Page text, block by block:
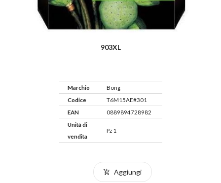
903XL
Marchio
Bong
Codice
T6M15AE#301
EAN
0889894728982
Unità di
vendita
Pz 1
Aggiungi